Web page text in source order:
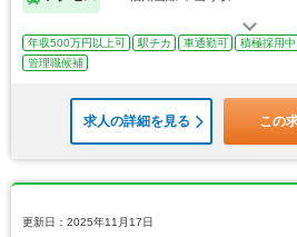
年収500万円以上可 駅チカ 車通勤可 積極採用中
管理職候補
求人の詳細を見る この
更新日：2025年11月17日